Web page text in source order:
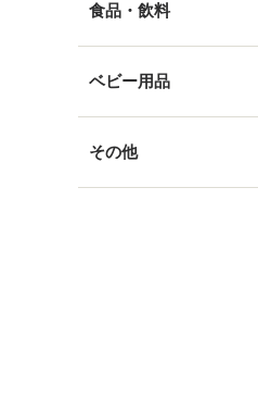
食品・飲料
ベビー用品
その他